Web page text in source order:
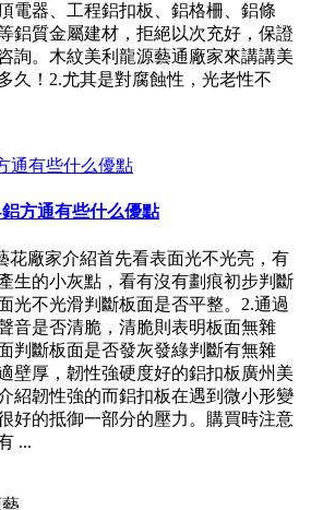
電器、工程鋁扣板、鋁格柵、鋁條
鋁質金屬建材，拒絕以次充好，保證
詢。木紋美利龍源藝通廠家來講講美
久！2.尤其是對腐蝕性，光老性不
方通有些什么優點
花廠家介紹首先看表面光不光亮，有
生的小灰點，看有沒有劃痕初步判斷
光不光滑判斷板面是否平整。2.通過
音是否清脆，清脆則表明板面無雜
判斷板面是否發灰發綠判斷有無雜
壁厚，韌性強硬度好的鋁扣板廣州美
紹韌性強的而鋁扣板在遇到微小形變
好的抵御一部分的壓力。購買時注意
...